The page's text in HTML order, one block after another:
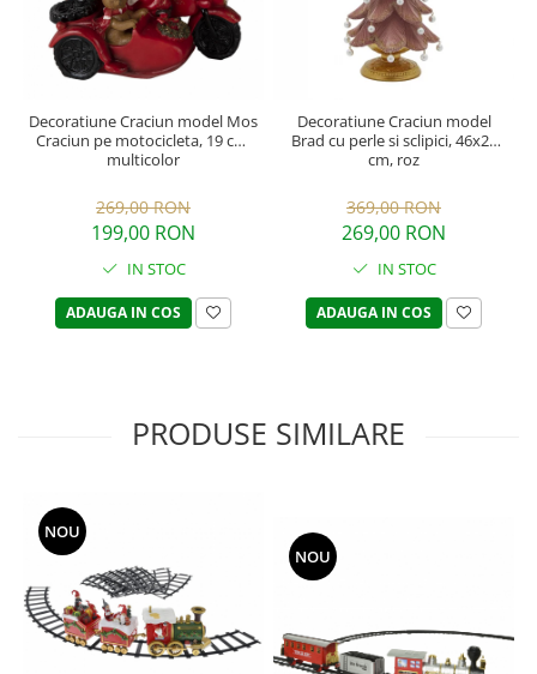
Decoratiune Craciun model Mos
Craciun pe motocicleta, 19 cm,
multicolor
269,00 RON
199,00 RON
IN STOC
ADAUGA IN COS
Decoratiune Craciun model
Brad cu perle si sclipici, 46x22
cm, roz
369,00 RON
269,00 RON
IN STOC
ADAUGA IN COS
PRODUSE SIMILARE
NOU
NOU